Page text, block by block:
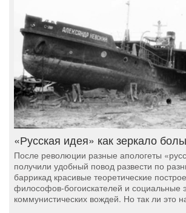
«Русская идея» как зеркало
После революции разные апологеты
получили удобный повод развести по
баррикад красивые теоретические
философов-богоискателей и социальные
коммунистических вождей. Но так ли это